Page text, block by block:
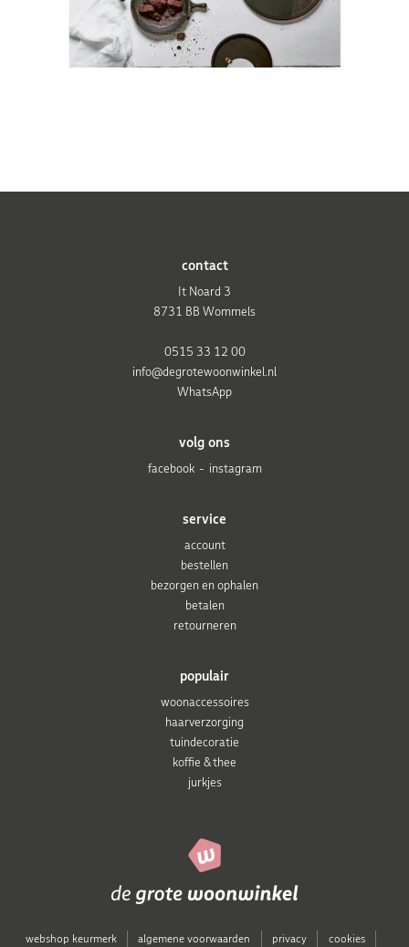
populair
woonaccessoires
haarverzorging
tuindecoratie
koffie & thee
jurkjes
service
account
bestellen
bezorgen en ophalen
betalen
retourneren
volg ons
facebook
instagram
contact
It Noard 3
8731 BB Wommels
0515 33 12 00
info@degrotewoonwinkel.nl
WhatsApp
webshop keurmerk algemene voorwaarden privacy cookies